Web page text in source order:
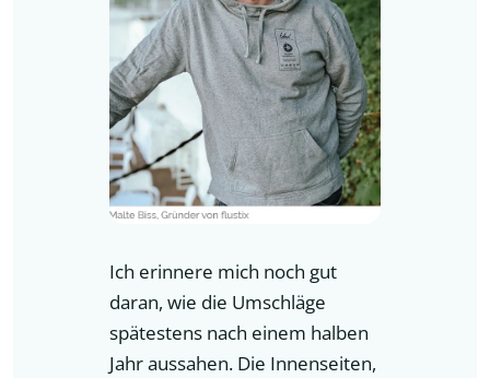
Ich erinnere mich noch gut
daran, wie die Umschläge
spätestens nach einem halben
Jahr aussahen. Die Innenseiten,